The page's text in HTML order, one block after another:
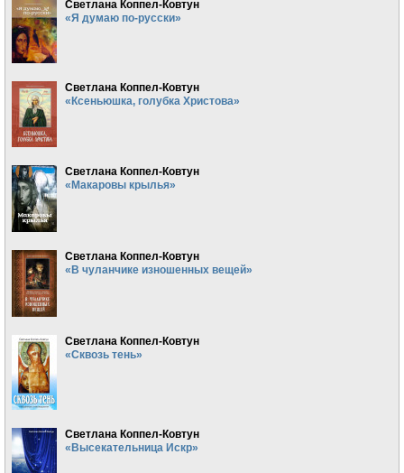
Светлана Коппел-Ковтун
«Я думаю по-русски»
Светлана Коппел-Ковтун
«Ксеньюшка, голубка Христова»
Светлана Коппел-Ковтун
«Макаровы крылья»
Светлана Коппел-Ковтун
«В чуланчике изношенных вещей»
Светлана Коппел-Ковтун
«Сквозь тень»
Светлана Коппел-Ковтун
«Высекательница Искр»